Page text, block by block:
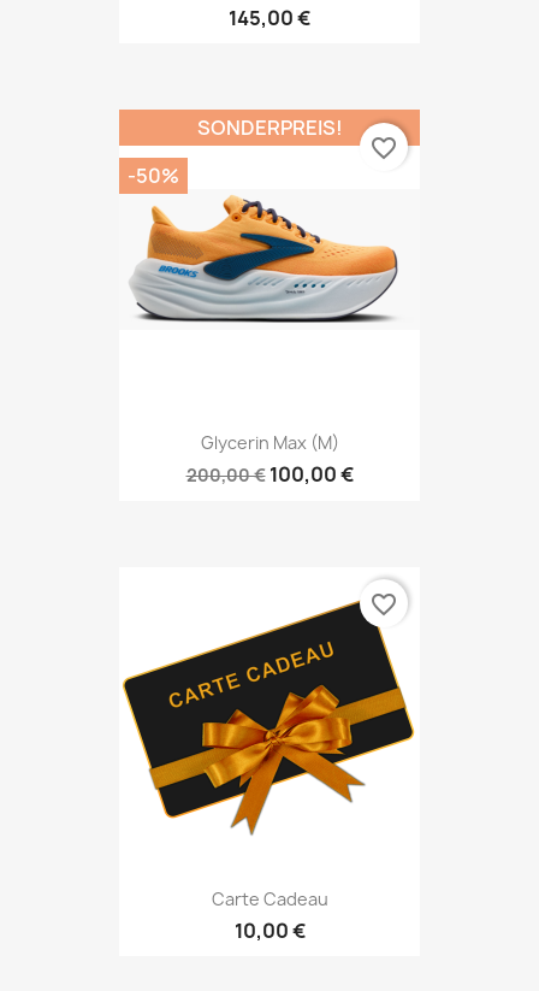
145,00 €
Glycerin Max (M)
200,00 € 100,00 €
SONDERPREIS!
-50%
favorite_border
Carte Cadeau
10,00 €
favorite_border